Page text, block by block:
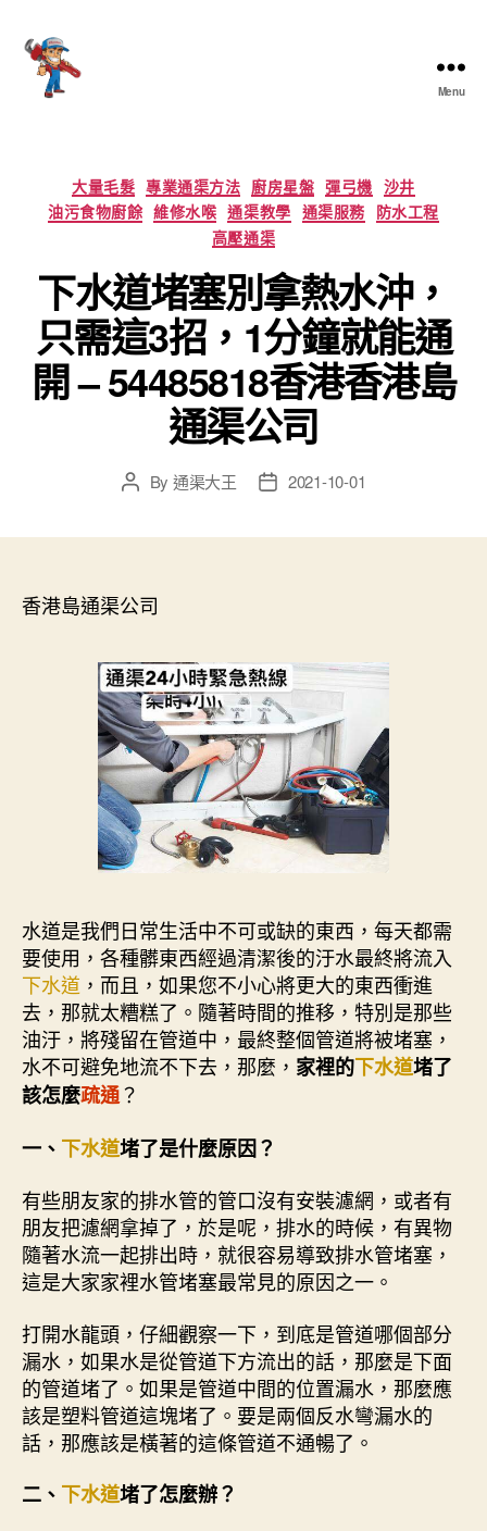
Menu
Categories
大量毛髮 專業通渠方法 廚房星盤 彈弓機 沙井
油污食物廚餘 維修水喉 通渠教學 通渠服務 防水工程
高壓通渠
下水道堵塞別拿熱水沖，
只需這3招，1分鐘就能通
開 – 54485818香港香港島
通渠公司
PostBy 通渠大王
Post2021-10-01
香港島通渠公司
水道是我們日常生活中不可或缺的東西，每天都需
要使用，各種髒東西經過清潔後的汙水最終將流入
下水道 ，而且，如果您不小心將更大的東西衝進
去，那就太糟糕了。隨著時間的推移，特別是那些
油汙，將殘留在管道中，最終整個管道將被堵塞，
水不可避免地流不下去，那麼， 家裡的下水道堵了
該怎麼疏通？
一、 下水道堵了是什麼原因？
有些朋友家的排水管的管口沒有安裝濾網，或者有
朋友把濾網拿掉了，於是呢，排水的時候，有異物
隨著水流一起排出時，就很容易導致排水管堵塞，
這是大家家裡水管堵塞最常見的原因之一。
打開水龍頭，仔細觀察一下，到底是管道哪個部分
漏水，如果水是從管道下方流出的話，那麼是下面
的管道堵了。如果是管道中間的位置漏水，那麼應
該是塑料管道這塊堵了。要是兩個反水彎漏水的
話，那應該是橫著的這條管道不通暢了。
二、 下水道堵了怎麼辦？